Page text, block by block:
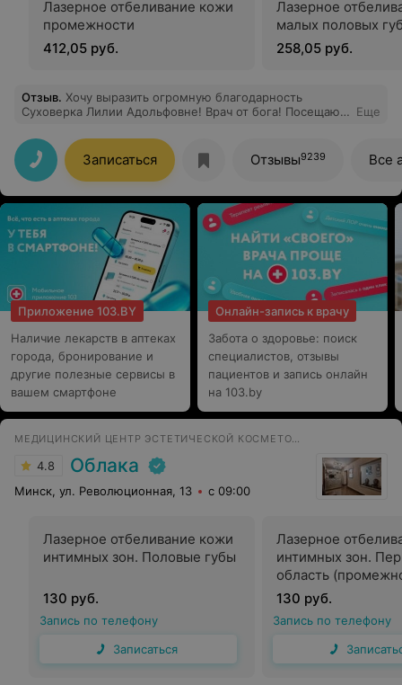
Лазерное отбеливание кожи
промежности
412,05 руб.
Лазерное
малых половых
258,05 руб.
Отзыв. Хочу выразить огромную благодарность
Суховерка Лилии Адольфовне! Врач от бога! Посещаю
Спасибо за помощь и понимание!
Еще
Записаться Отзывы9239 Все
Приложение 103.BY
Наличие лекарств в аптеках
города, бронирование и
другие полезные сервисы в
вашем смартфоне
Онлайн-запись к врачу
Забота о здоровье: поиск
специалистов, отзывы
пациентов и запись онлайн
на 103.by
МЕДИЦИНСКИЙ ЦЕНТР ЭСТЕТИЧЕСКОЙ КОСМЕТОЛОГИИ И ГИНЕКОЛОГИИ
4.8 Облака
Минск, ул. Революционная, 13 с 09:00
Лазерное отбеливание кожи
интимных зон. Половые губы
130 руб.
Запись по телефону
Записаться
Лазерное
интимных зон.
область
130 руб.
Запись по телефону